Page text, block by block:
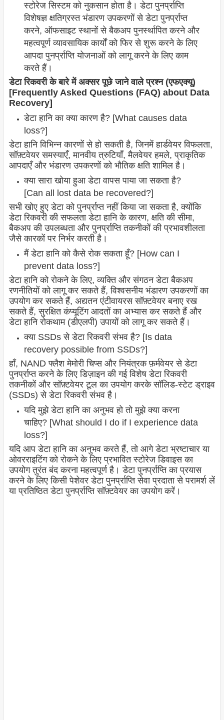
स्टोरेज सिस्टम को नुकसान होता है। डेटा पुनर्प्राप्ति
विशेषज्ञ क्षतिग्रस्त भंडारण उपकरणों से डेटा पुनर्प्राप्त
करने, ऑफसाइट स्थानों से बैकअप पुनर्स्थापित करने और
महत्वपूर्ण व्यावसायिक कार्यों को फिर से शुरू करने के लिए
आपदा पुनर्प्राप्ति योजनाओं को लागू करने के लिए काम
करते हैं।
डेटा रिकवरी के बारे में अक्सर पूछे जाने वाले प्रश्न (एफएक्यू)
[Frequently Asked Questions (FAQ) about Data
Recovery]
डेटा हानि का क्या कारण है? [What causes data
loss?]
डेटा हानि विभिन्न कारणों से हो सकती है, जिनमें हार्डवेयर विफलता,
सॉफ़्टवेयर समस्याएँ, मानवीय त्रुटियाँ, मैलवेयर हमले, प्राकृतिक
आपदाएँ और भंडारण उपकरणों को भौतिक क्षति शामिल है।
क्या सारा खोया हुआ डेटा वापस पाया जा सकता है?
[Can all lost data be recovered?]
सभी खोए हुए डेटा को पुनर्प्राप्त नहीं किया जा सकता है, क्योंकि
डेटा रिकवरी की सफलता डेटा हानि के कारण, क्षति की सीमा,
बैकअप की उपलब्धता और पुनर्प्राप्ति तकनीकों की प्रभावशीलता
जैसे कारकों पर निर्भर करती है।
मैं डेटा हानि को कैसे रोक सकता हूँ? [How can I
prevent data loss?]
डेटा हानि को रोकने के लिए, व्यक्ति और संगठन डेटा बैकअप
रणनीतियों को लागू कर सकते हैं, विश्वसनीय भंडारण उपकरणों का
उपयोग कर सकते हैं, अद्यतन एंटीवायरस सॉफ़्टवेयर बनाए रख
सकते हैं, सुरक्षित कंप्यूटिंग आदतों का अभ्यास कर सकते हैं और
डेटा हानि रोकथाम (डीएलपी) उपायों को लागू कर सकते हैं।
क्या SSDs से डेटा रिकवरी संभव है? [Is data
recovery possible from SSDs?]
हाँ, NAND फ्लैश मेमोरी चिप्स और नियंत्रक फ़र्मवेयर से डेटा
पुनर्प्राप्त करने के लिए डिज़ाइन की गई विशेष डेटा रिकवरी
तकनीकों और सॉफ़्टवेयर टूल का उपयोग करके सॉलिड-स्टेट ड्राइव
(SSDs) से डेटा रिकवरी संभव है।
यदि मुझे डेटा हानि का अनुभव हो तो मुझे क्या करना
चाहिए? [What should I do if I experience data
loss?]
यदि आप डेटा हानि का अनुभव करते हैं, तो आगे डेटा भ्रष्टाचार या
ओवरराइटिंग को रोकने के लिए प्रभावित स्टोरेज डिवाइस का
उपयोग तुरंत बंद करना महत्वपूर्ण है। डेटा पुनर्प्राप्ति का प्रयास
करने के लिए किसी पेशेवर डेटा पुनर्प्राप्ति सेवा प्रदाता से परामर्श लें
या प्रतिष्ठित डेटा पुनर्प्राप्ति सॉफ़्टवेयर का उपयोग करें।